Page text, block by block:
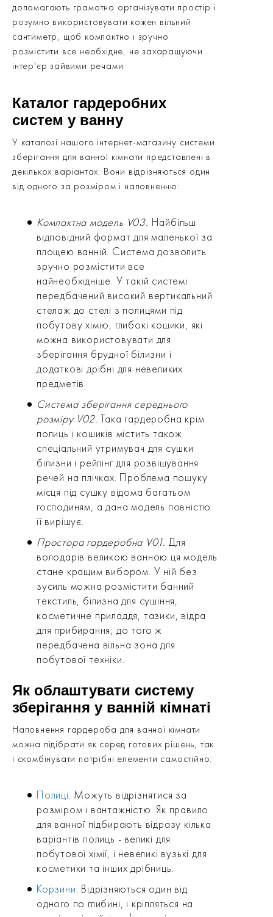
допомагають грамотно організувати простір і
розумно використовувати кожен вільний
сантиметр, щоб компактно і зручно
розмістити все необхідне, не захаращуючи
інтер'єр зайвими речами.
Каталог гардеробних
систем у ванну
У каталозі нашого інтернет-магазину системи
зберігання для ванної кімнати представлені в
декількох варіантах. Вони відрізняються один
від одного за розміром і наповненню:
Компактна модель V03. Найбільш
відповідний формат для маленької за
площею ванній. Система дозволить
зручно розмістити все
найнеобхідніше. У такій системі
передбачений високий вертикальний
стелаж до стелі з полицями під
побутову хімію, глибокі кошики, які
можна використовувати для
зберігання брудної білизни і
додаткові дрібні для невеликих
предметів.
Система зберігання середнього
розміру V02. Така гардеробна крім
полиць і кошиків містить також
спеціальний утримувач для сушки
білизни і рейлінг для розвішування
речей на плічках. Проблема пошуку
місця під сушку відома багатьом
господиням, а дана модель повністю
її вирішує.
Простора гардеробна V01. Для
володарів великою ванною ця модель
стане кращим вибором. У ній без
зусиль можна розмістити банний
текстиль, білизна для сушіння,
косметичне приладдя, тазики, відра
для прибирання, до того ж
передбачена вільна зона для
побутової техніки.
Як облаштувати систему
зберігання у ванній кімнаті
Наповнення гардероба для ванної кімнати
можна підібрати як серед готових рішень, так
і скомбінувати потрібні елементи самостійно:
Полиці. Можуть відрізнятися за
розміром і вантажністю. Як правило
для ванної підбирають відразу кілька
варіантів полиць - великі для
побутової хімії, і невеликі вузькі для
косметики та інших дрібниць.
Корзини. Відрізняються один від
одного по глибині, і кріпляться на